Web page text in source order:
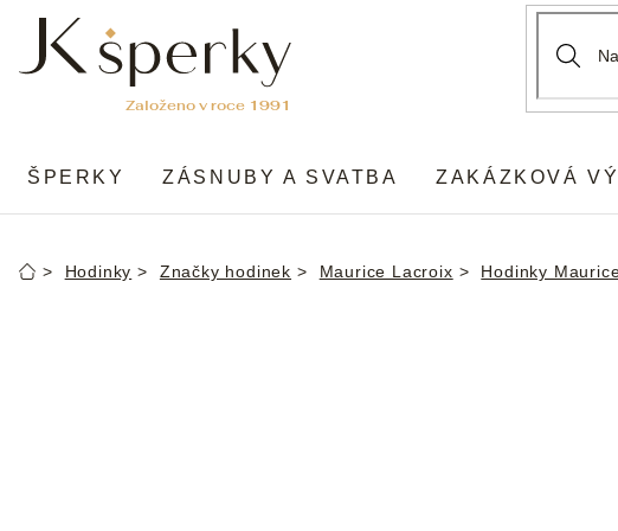
obsah
ŠPERKY ZÁSNUBY A SVATBA ZAKÁZKOVÁ
DomůHodinky Značky hodinek Maurice Lacroix Hodinky